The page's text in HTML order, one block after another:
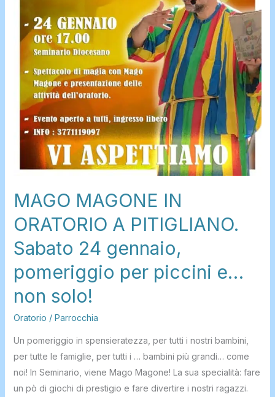
MAGO MAGONE IN
ORATORIO A PITIGLIANO.
Sabato 24 gennaio,
pomeriggio per piccini e…
non solo!
Oratorio / Parrocchia
Un pomeriggio in spensieratezza, per tutti i nostri bambini,
per tutte le famiglie, per tutti i … bambini più grandi… come
noi! In Seminario, viene Mago Magone! La sua specialità: fare
un pò di giochi di prestigio e fare divertire i nostri ragazzi.